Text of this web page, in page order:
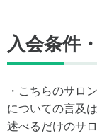
入会条件
・こちらのサロ
についての言及
述べるだけのサ